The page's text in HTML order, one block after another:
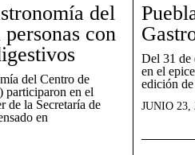
del
con
del Centro de
en el
de la Secretaría de
en
Del 31 de
en el
edición
JUNIO 23,